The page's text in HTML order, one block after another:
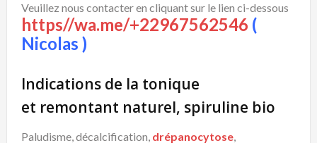
Veuillez nous contacter en cliquant sur le lien ci-dessous
https//wa.me/+22967562546 (
Nicolas )
Indications de la tonique
et remontant naturel, spiruline bio
Paludisme, décalcification, drépanocytose,